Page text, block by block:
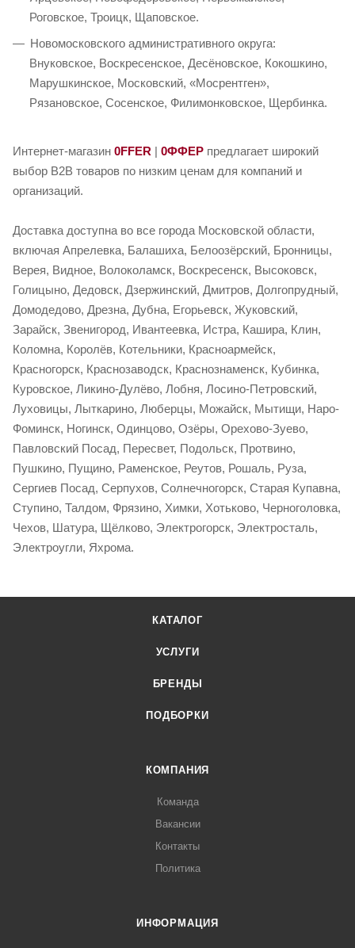
Роговское, Троицк, Щаповское.
Новомосковского административного округа:
Внуковское, Воскресенское, Десёновское, Кокошкино,
Марушкинское, Московский, «Мосрентген»,
Рязановское, Сосенское, Филимонковское, Щербинка.
Интернет-магазин 0FFER | 0ФФЕР предлагает широкий
выбор B2B товаров по низким ценам для компаний и
организаций.
Доставка доступна во все города Московской области,
включая Апрелевка, Балашиха, Белоозёрский, Бронницы,
Верея, Видное, Волоколамск, Воскресенск, Высоковск,
Голицыно, Дедовск, Дзержинский, Дмитров, Долгопрудный,
Домодедово, Дрезна, Дубна, Егорьевск, Жуковский,
Зарайск, Звенигород, Ивантеевка, Истра, Кашира, Клин,
Коломна, Королёв, Котельники, Красноармейск,
Красногорск, Краснозаводск, Краснознаменск, Кубинка,
Куровское, Ликино-Дулёво, Лобня, Лосино-Петровский,
Луховицы, Лыткарино, Люберцы, Можайск, Мытищи, Наро-
Фоминск, Ногинск, Одинцово, Озёры, Орехово-Зуево,
Павловский Посад, Пересвет, Подольск, Протвино,
Пушкино, Пущино, Раменское, Реутов, Рошаль, Руза,
Сергиев Посад, Серпухов, Солнечногорск, Старая Купавна,
Ступино, Талдом, Фрязино, Химки, Хотьково, Черноголовка,
Чехов, Шатура, Щёлково, Электрогорск, Электросталь,
Электроугли, Яхрома.
КАТАЛОГ
УСЛУГИ
БРЕНДЫ
ПОДБОРКИ
КОМПАНИЯ
Команда
Вакансии
Контакты
Политика
ИНФОРМАЦИЯ